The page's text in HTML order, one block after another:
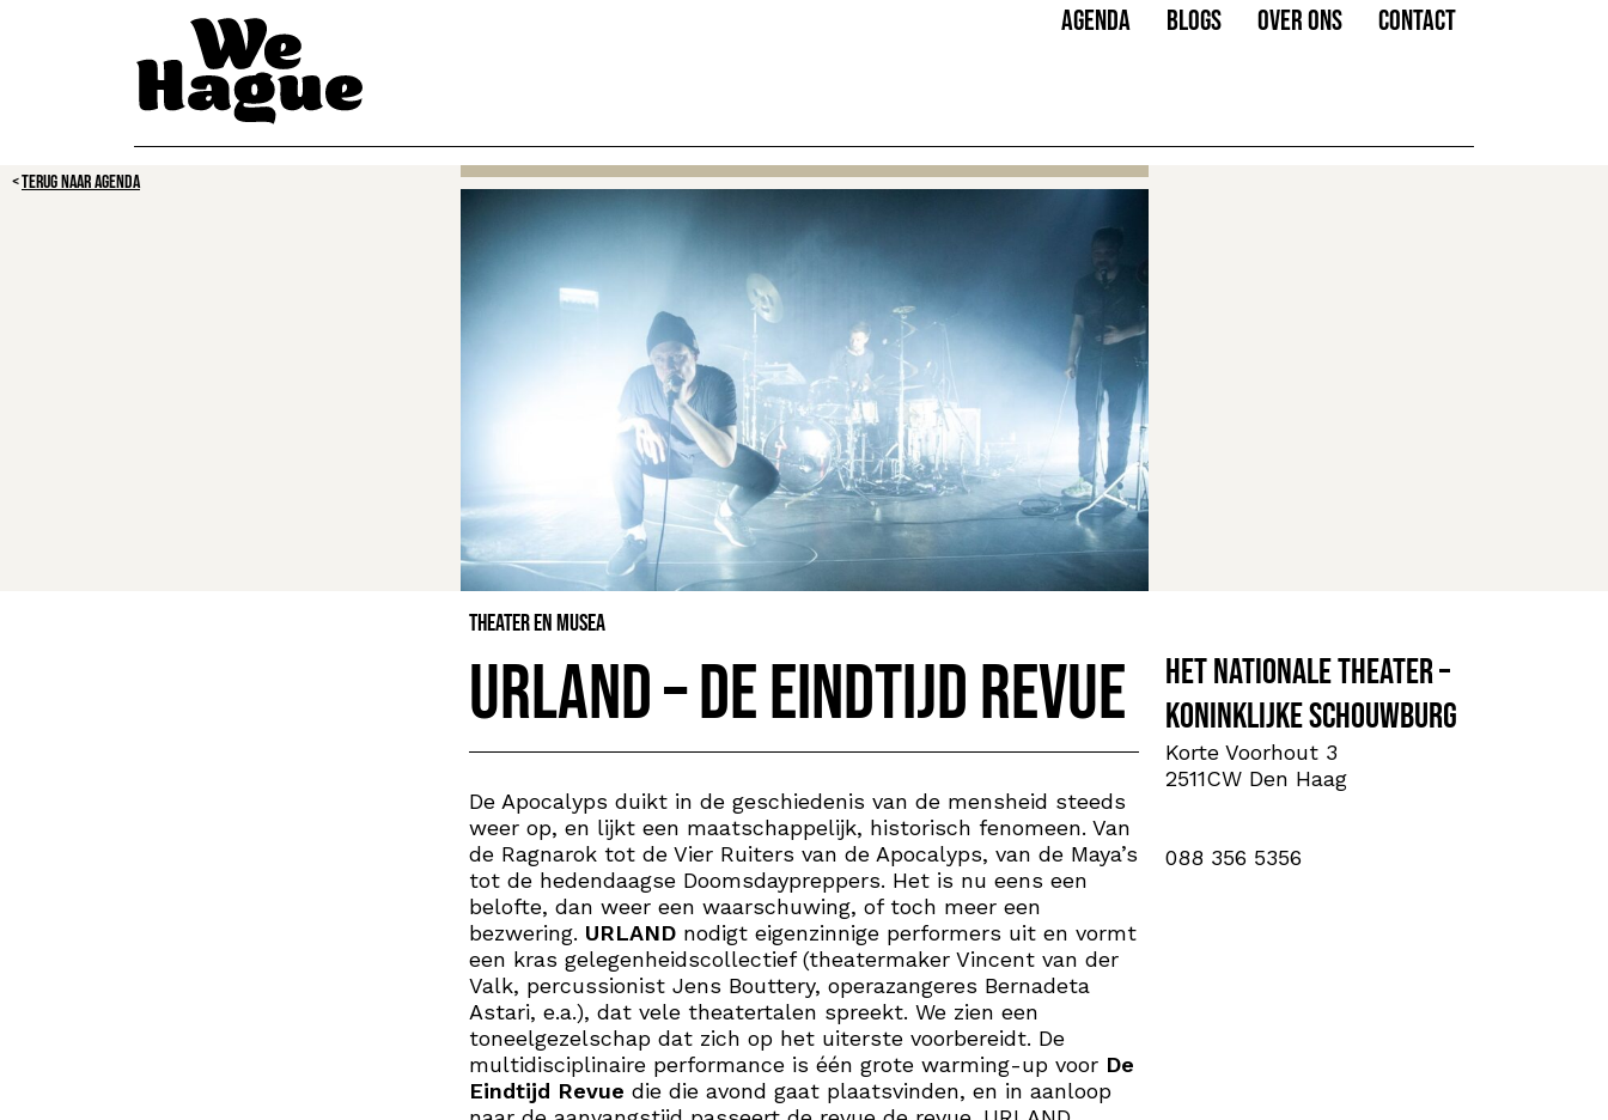
AGENDA BLOGS OVER ONS CONTACT
TERUG NAAR AGENDA
Theater en Musea
Urland – De Eindtijd Revue
De Apocalyps duikt in de geschiedenis van de mensheid steeds
weer op, en lijkt een maatschappelijk, historisch fenomeen. Van
de Ragnarok tot de Vier Ruiters van de Apocalyps, van de Maya’s
tot de hedendaagse Doomsdaypreppers. Het is nu eens een
belofte, dan weer een waarschuwing, of toch meer een
bezwering. URLAND nodigt eigenzinnige performers uit en vormt
een kras gelegenheidscollectief (theatermaker Vincent van der
Valk, percussionist Jens Bouttery, operazangeres Bernadeta
Astari, e.a.), dat vele theatertalen spreekt. We zien een
toneelgezelschap dat zich op het uiterste voorbereidt. De
multidisciplinaire performance is één grote warming-up voor De
Eindtijd Revue die die avond gaat plaatsvinden, en in aanloop
Het Nationale Theater –
Koninklijke Schouwburg
Korte Voorhout 3
2511CW Den Haag
088 356 5356